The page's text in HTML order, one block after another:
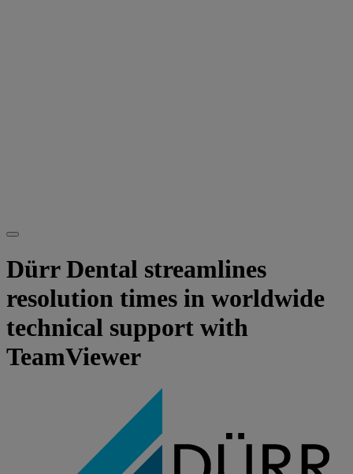
Dürr Dental streamlines
resolution times in worldwide
technical support with
TeamViewer